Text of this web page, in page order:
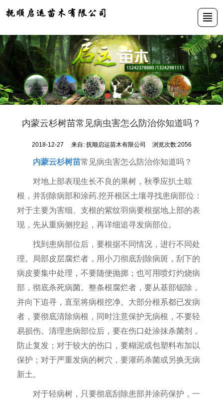
首页 公司介绍 苗木展示 新闻动态 资质荣誉 基地展示 联系我们 LBS
内蒙云杉树苗常见病虫害怎么防治你知道吗？
2018-12-27 来自: 抚顺启运苗木有限公司 浏览次数:2056
内蒙云杉树苗常见病虫害怎么防治你知道吗？
对地上部表现生长不良的果树，秋季应扒土晾
根，并刮除病部和涂药.挖开根区土壤寻找患病部位：
对于主要为害细、支根的紫纹羽病要根据地上部的表
现，先从重病侧挖起，再详细追寻发病部位。
找到患病部位后，要根据不同情况，进行不同处
理。局部皮层腐烂者，用小刀彻底刮除病斑，刮下的
病皮要集中处理，不要随便抛掷；也可用喷灯灼烧病
部，彻底杀死病菌。整条根腐烂者，要从基部锯除，
并向下追寻，直至将病根挖净。大部分根系都已发病
者，要彻底清除病根，同时注意保护无病根，不要轻
易损伤。清理患病部位后，要在伤口处涂抹杀菌剂，
防止复发；对于较大的伤口，要糊泥或包塑料布加以
保护；对于严重发病的树穴，要灌药杀菌或另换无病
新土。
对于轻病树，只要彻底刮除患部并涂药保护，一